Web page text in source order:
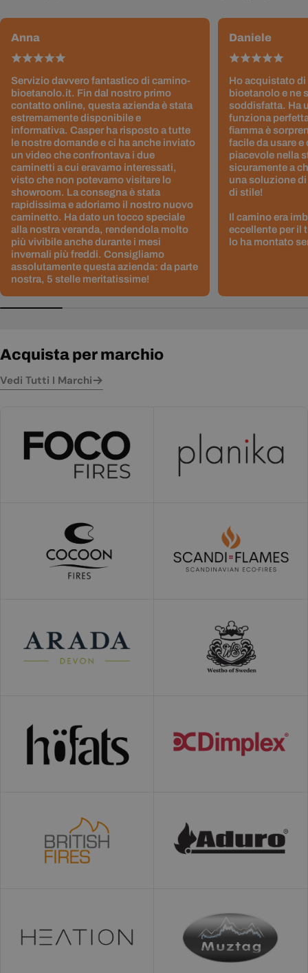
Anna
Servizio davvero fantastico di camino-
bioetanolo.it. Fin dal nostro primo
contatto online, questa azienda è stata
estremamente disponibile e
informativa. Casper ha risposto a tutte
le nostre domande e ci ha anche inviato
un video che confrontava i due
caminetti a cui eravamo interessati,
visto che non potevamo visitare lo
showroom. La consegna è stata
rapidissima e adoriamo il nostro nuovo
caminetto. Ha dato un tocco speciale
alla nostra veranda, rendendola molto
più vivibile anche durante i mesi
invernali più freddi. Consigliamo
assolutamente questa azienda: da parte
nostra, 5 stelle meritatissime!
Daniele
Ho acquistato di
bioetanolo e ne
soddisfatta. Ha
funziona
fiamma è
facile da usare e
piacevole nella
sicuramente a
una soluzione
di stile!
Il camino era
eccellente per il
lo ha montato
Acquista per marchio
Vedi Tutti I Marchi